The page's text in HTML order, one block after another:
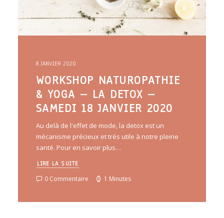
8 JANVIER 2020
WORKSHOP NATUROPATHIE
& YOGA – LA DETOX –
SAMEDI 18 JANVIER 2020
Au delà de l'effet de mode, la detox est un
mécanisme précieux et très utile à notre pleine
santé. Pour en savoir plus…
LIRE LA SUITE
0 Commentaire 1 Minutes